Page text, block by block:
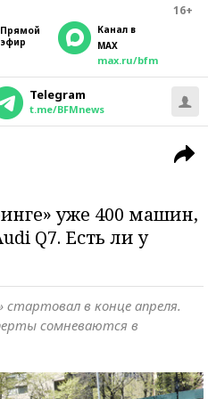
16+
прямой
эфир
Канал в
MAX
max.ru/bfm
Telegram
t.me/BFMnews
уже 400 машин,
Q7. Есть ли у
стартовал в конце апреля.
сомневаются в